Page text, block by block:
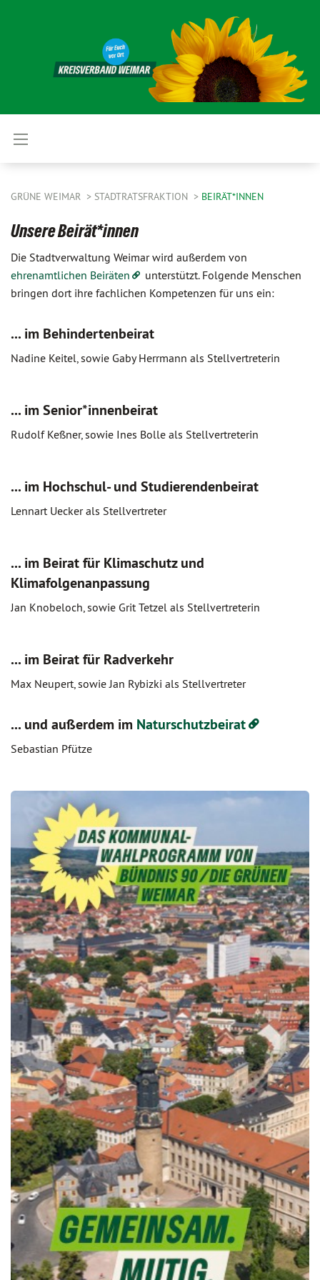
GRÜNE WEIMAR STADTRATSFRAKTION BEIRÄT*INNEN
Unsere Beirät*innen
Die Stadtverwaltung Weimar wird außerdem von
ehrenamtlichen Beiräten
unterstützt. Folgende Menschen
bringen dort ihre fachlichen Kompetenzen für uns ein:
... im Behindertenbeirat
Nadine Keitel, sowie Gaby Herrmann als Stellvertreterin
... im Senior*innenbeirat
Rudolf Keßner, sowie Ines Bolle als Stellvertreterin
... im Hochschul- und Studierendenbeirat
Lennart Uecker als Stellvertreter
... im Beirat für Klimaschutz und
Klimafolgenanpassung
Jan Knobeloch, sowie Grit Tetzel als Stellvertreterin
... im Beirat für Radverkehr
Max Neupert, sowie Jan Rybizki als Stellvertreter
... und außerdem im Naturschutzbeirat
Sebastian Pfütze